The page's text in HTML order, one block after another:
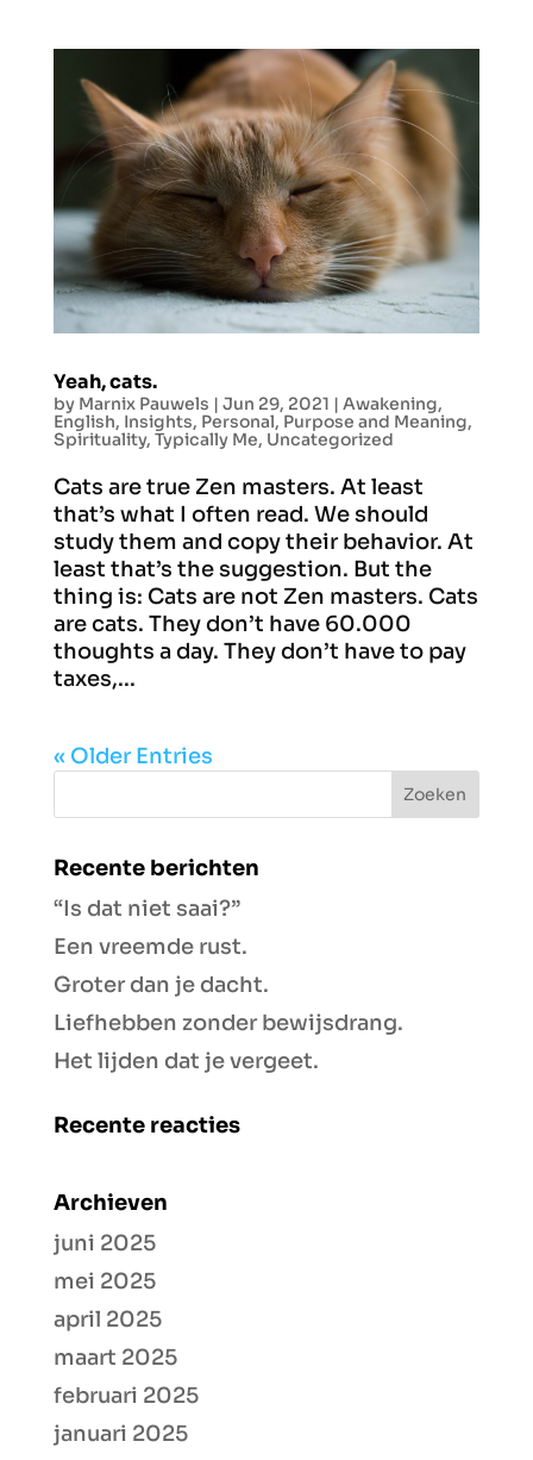
Yeah, cats.
by Marnix Pauwels | Jun 29, 2021 | Awakening,
English, Insights, Personal, Purpose and Meaning,
Spirituality, Typically Me, Uncategorized
Cats are true Zen masters. At least
that’s what I often read. We should
study them and copy their behavior. At
least that’s the suggestion. But the
thing is: Cats are not Zen masters. Cats
are cats. They don’t have 60.000
thoughts a day. They don’t have to pay
taxes,...
« Older Entries
Recente berichten
“Is dat niet saai?”
Een vreemde rust.
Groter dan je dacht.
Liefhebben zonder bewijsdrang.
Het lijden dat je vergeet.
Recente reacties
Archieven
juni 2025
mei 2025
april 2025
maart 2025
februari 2025
januari 2025